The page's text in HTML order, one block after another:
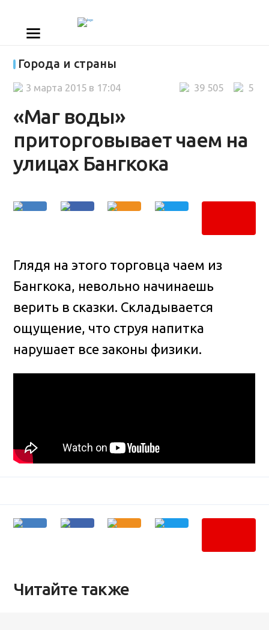
Города и страны
«Маг воды»
приторговывает чаем на
улицах Бангкока
5
39 505
3 марта 2015 в 17:04
Глядя на этого торговца чаем из
Бангкока, невольно начинаешь
верить в сказки. Складывается
ощущение, что струя напитка
нарушает все законы физики.
Читайте также